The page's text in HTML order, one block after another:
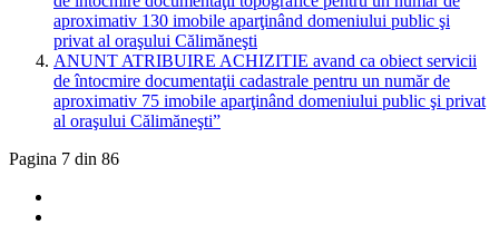
aproximativ 130 imobile aparţinând domeniului public şi
privat al oraşului Călimăneşti
ANUNT ATRIBUIRE ACHIZITIE avand ca obiect servicii
de întocmire documentaţii cadastrale pentru un număr de
aproximativ 75 imobile aparţinând domeniului public şi privat
al oraşului Călimăneşti”
Pagina 7 din 86